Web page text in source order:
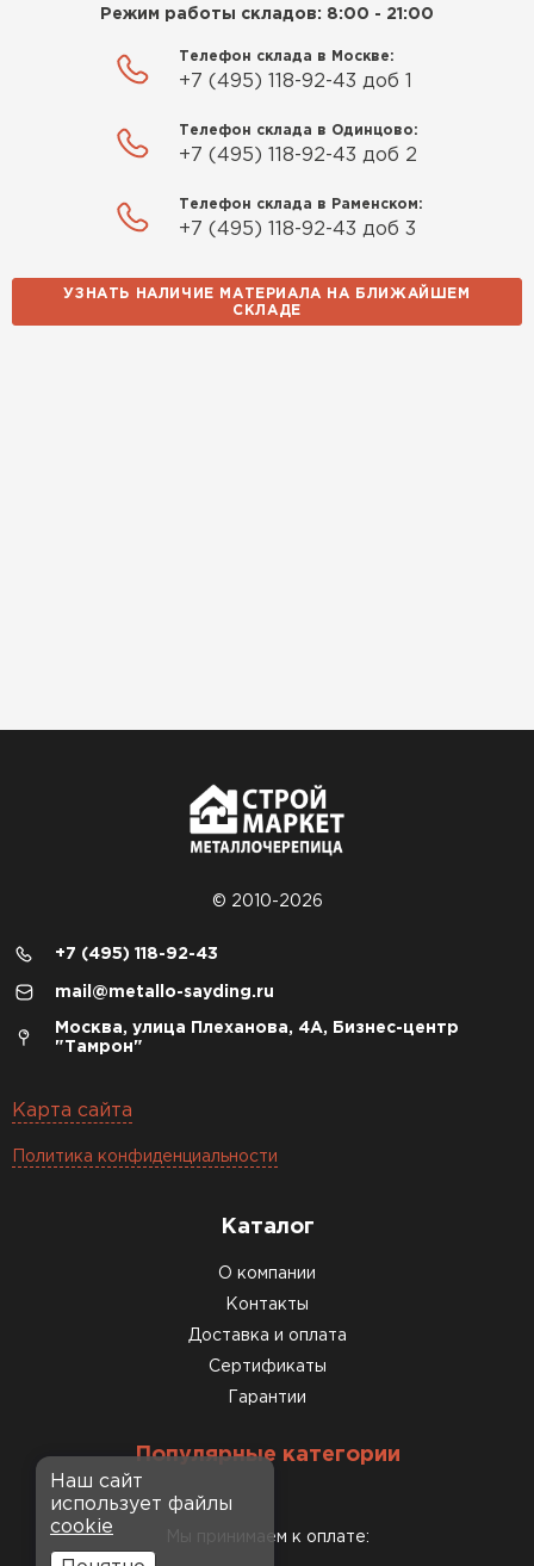
Режим работы складов: 8:00 - 21:00
Телефон склада в Москве:
+7 (495) 118-92-43 доб 1
Телефон склада в Одинцово:
+7 (495) 118-92-43 доб 2
Телефон склада в Раменском:
+7 (495) 118-92-43 доб 3
УЗНАТЬ НАЛИЧИЕ МАТЕРИАЛА НА БЛИЖАЙШЕМ
СКЛАДЕ
© 2010-2026
+7 (495) 118-92-43
mail@metallo-sayding.ru
Москва, улица Плеханова, 4А, Бизнес-центр
"Тамрон"
Карта сайта
Политика конфиденциальности
Каталог
О компании
Контакты
Доставка и оплата
Сертификаты
Гарантии
Популярные категории
Мы принимаем к оплате:
Наш сайт
использует файлы
cookie